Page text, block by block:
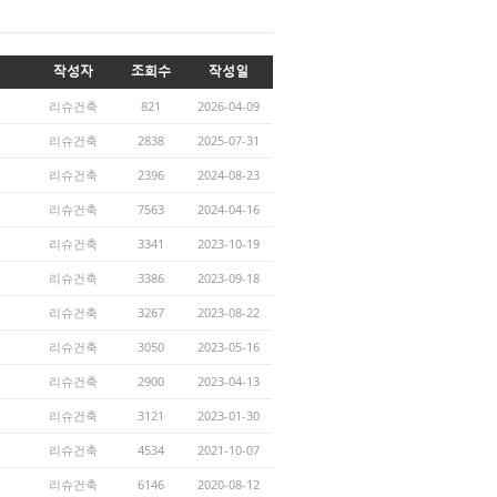
작성자 조회수 작성일
리슈건축 821 2026-04-09
리슈건축 2838 2025-07-31
리슈건축 2396 2024-08-23
리슈건축 7563 2024-04-16
리슈건축 3341 2023-10-19
리슈건축 3386 2023-09-18
리슈건축 3267 2023-08-22
리슈건축 3050 2023-05-16
리슈건축 2900 2023-04-13
리슈건축 3121 2023-01-30
리슈건축 4534 2021-10-07
리슈건축 6146 2020-08-12